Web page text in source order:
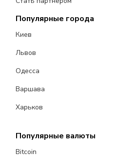
Популярные города
Киев
Львов
Одесса
Варшава
Харьков
Популярные валюты
Bitcoin